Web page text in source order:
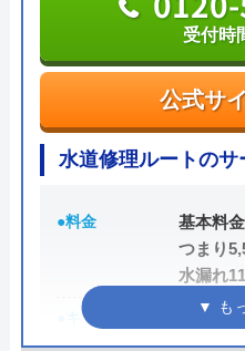
ります。ご依頼時に「
だくと作業料金から
で、忘れずにお伝えくだ
公式サ
受付時
さんいん水道職人の
公式サ
受付時
水道修理ルートのサ
●料金
基本料
つまり
水漏れ
●キャンペーン
HP限
3,000円